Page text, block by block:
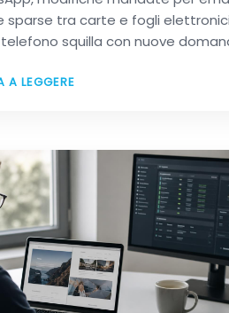
sparse tra carte e fogli
squilla con nuove
A LEGGERE